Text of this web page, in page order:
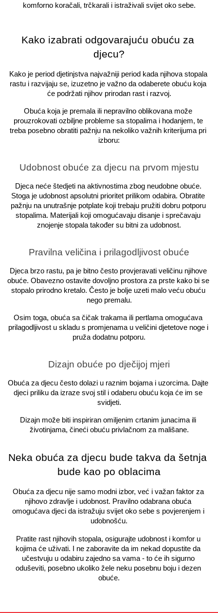
komforno koračali, trčkarali i istraživali svijet oko sebe.
Kako izabrati odgovarajuću obuću za
djecu?
Kako je period djetinjstva najvažniji period kada njihova stopala
rastu i razvijaju se, izuzetno je važno da odaberete obuću koja
će podržati njihov prirodan rast i razvoj.
Obuća koja je premala ili nepravilno oblikovana može
prouzrokovati ozbiljne probleme sa stopalima i hodanjem, te
treba posebno obratiti pažnju na nekoliko važnih kriterijuma pri
izboru:
Udobnost obuće za djecu na prvom mjestu
Djeca neće štedjeti na aktivnostima zbog neudobne obuće.
Stoga je udobnost apsolutni prioritet prilikom odabira. Obratite
pažnju na unutrašnje potplate koji trebaju pružiti dobru potporu
stopalima. Materijali koji omogućavaju disanje i sprečavaju
znojenje stopala također su bitni za udobnost.
Pravilna veličina i prilagodljivost obuće
Djeca brzo rastu, pa je bitno često provjeravati veličinu njihove
obuće. Obavezno ostavite dovoljno prostora za prste kako bi se
stopalo prirodno kretalo. Često je bolje uzeti malo veću obuću
nego premalu.
Osim toga, obuća sa čičak trakama ili pertlama omogućava
prilagodljivost u skladu s promjenama u veličini djetetove noge i
pruža dodatnu potporu.
Dizajn obuće po dječijoj mjeri
Obuća za djecu često dolazi u raznim bojama i uzorcima. Dajte
djeci priliku da izraze svoj stil i odaberu obuću koja će im se
svidjeti.
Dizajn može biti inspiriran omiljenim crtanim junacima ili
životinjama, čineći obuću privlačnom za mališane.
Neka obuća za djecu bude takva da šetnja
bude kao po oblacima
Obuća za djecu nije samo modni izbor, već i važan faktor za
njihovo zdravlje i udobnost. Pravilno odabrana obuća
omogućava djeci da istražuju svijet oko sebe s povjerenjem i
udobnošću.
Pratite rast njihovih stopala, osigurajte udobnost i komfor u
kojima će uživati. I ne zaboravite da im nekad dopustite da
učestvuju u odabiru zajedno sa vama - to će ih sigurno
oduševiti, posebno ukoliko žele neku posebnu boju i dezen
obuće.